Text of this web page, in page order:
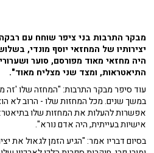
יצירותיו של המחזאי יוסף מונדי,
היה מחזאי מאוד מפורסם, סוער
התיאטראות, ומצד שני מצליח מאוד".
עוד סיפר מבקר התרבות: "המחזה שלו 'זה
במשך שנים. מכל המחזות שלו - הרוב לא
אפשרות להעלות את המחזות שלו
אישיות בעייתית, היה אדם נורא".
בסיום דבריו אמר: "הגיע הזמן לגאול את